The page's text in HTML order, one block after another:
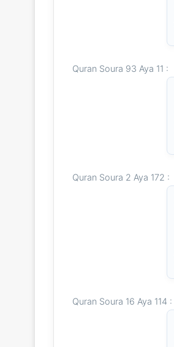
Quran Soura 93 Aya 11 :
Quran Soura 2 Aya 172 :
Quran Soura 16 Aya 114 :